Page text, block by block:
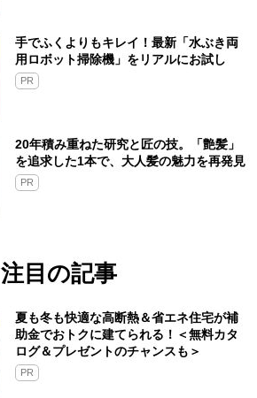
手でふくよりもキレイ！最新「水ぶき両
用ロボット掃除機」をリアルにお試し
PR
20年積み重ねた研究と匠の技。「艶髪」
を追求した1本で、大人髪の魅力を再発見
PR
注目の記事
夏も冬も快適な高断熱＆省エネ住宅が補
助金でおトクに建てられる！＜無料カタ
ログ＆プレゼントのチャンスも＞
PR